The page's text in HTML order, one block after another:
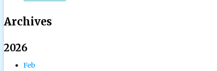
Archives
2026
Feb